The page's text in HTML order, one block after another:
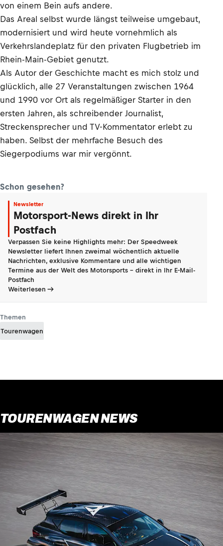
von einem Bein aufs andere.
Das Areal selbst wurde längst teilweise umgebaut,
modernisiert und wird heute vornehmlich als
Verkehrslandeplatz für den privaten Flugbetrieb im
Rhein-Main-Gebiet genutzt.
Als Autor der Geschichte macht es mich stolz und
glücklich, alle 27 Veranstaltungen zwischen 1964
und 1990 vor Ort als regelmäßiger Starter in den
ersten Jahren, als schreibender Journalist,
Streckensprecher und TV-Kommentator erlebt zu
haben. Selbst der mehrfache Besuch des
Siegerpodiums war mir vergönnt.
Schon gesehen?
Newsletter
Motorsport-News direkt in Ihr
Postfach
Verpassen Sie keine Highlights mehr: Der Speedweek
Newsletter liefert Ihnen zweimal wöchentlich aktuelle
Nachrichten, exklusive Kommentare und alle wichtigen
Termine aus der Welt des Motorsports - direkt in Ihr E-Mail-
Postfach
Weiterlesen
Themen
Tourenwagen
TOURENWAGEN NEWS